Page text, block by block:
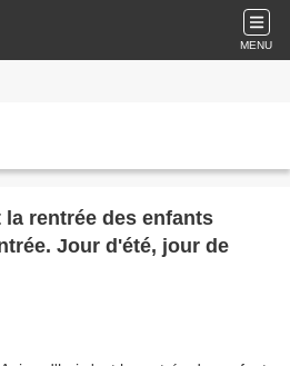
MENU
des enfants
Jour d'été, jour de